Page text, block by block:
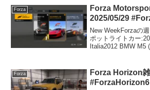
Forza
Forza
2025/05/29
New WeekForzaの
ポットライトカー
Italia2012 BMW M5
Forza
Forza Horizon